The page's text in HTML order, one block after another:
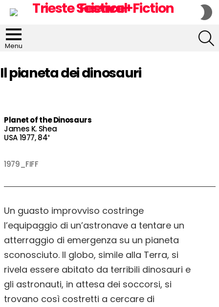
Menu
Il pianeta dei dinosauri
Planet of the Dinosaurs
James K. Shea
USA 1977, 84′
1979_FIFF
Un guasto improvviso costringe
l’equipaggio di un’astronave a tentare un
atterraggio di emergenza su un pianeta
sconosciuto. Il globo, simile alla Terra, si
rivela essere abitato da terribili dinosauri e
gli astronauti, in attesa dei soccorsi, si
trovano così costretti a cercare di